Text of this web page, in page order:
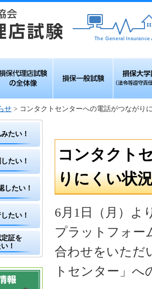
体像
令等遵守責
格）
せ > コンタクトセンターへの電話がつながり
たい！
たい！
したい！
たい！
証を
！
コンタクト
りにくい状
6月1日（月）よ
プラットフォー
合わせをいただ
トセンター」